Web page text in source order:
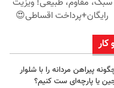
رایگان+پرداخت اقساطی😍
کار
پیراهن مردانه را با شلوار
یا پارچه‌ای ست کنیم؟